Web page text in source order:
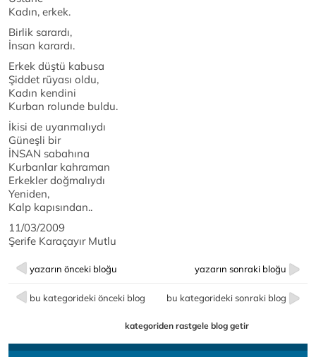
Kadın, erkek.
Birlik sarardı,
İnsan karardı.
Erkek düştü kabusa
Şiddet rüyası oldu,
Kadın kendini
Kurban rolunde buldu.
İkisi de uyanmalıydı
Güneşli bir
İNSAN sabahına
Kurbanlar kahraman
Erkekler doğmalıydı
Yeniden,
Kalp kapısından..
11/03/2009
Şerife Karaçayır Mutlu
yazarın önceki bloğu yazarın sonraki bloğu
bu kategorideki önceki blog bu kategorideki sonraki blog
kategoriden rastgele blog getir